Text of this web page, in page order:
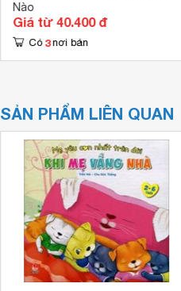
Nào
Giá từ 40.400 đ
Có 3 nơi bán
SẢN PHẨM LIÊN QUAN